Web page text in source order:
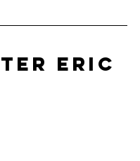
Eric